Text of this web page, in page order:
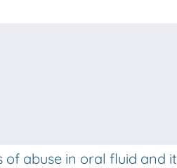
abuse in oral fluid and